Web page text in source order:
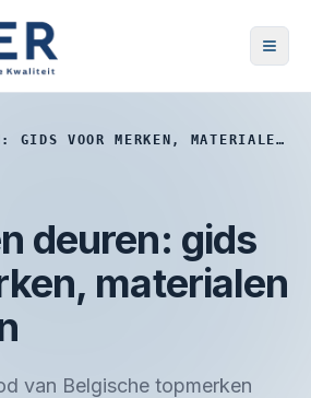
GIDS VOOR MERKEN, MATERIALEN
deuren: gids
materialen
van Belgische topmerken